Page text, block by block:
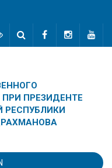
ПРЕЗИДЕНТЕ
РЕСПУБЛИКИ